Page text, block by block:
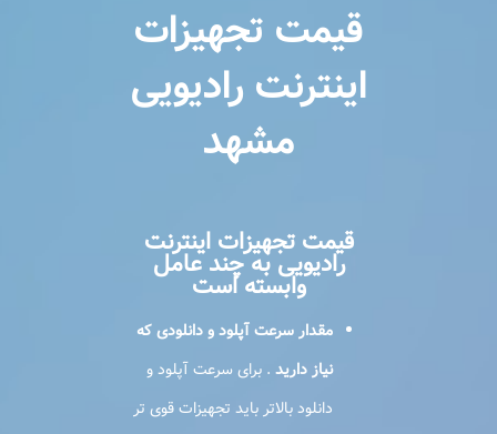
قیمت تجهیزات
اینترنت رادیویی
مشهد
قیمت تجهیزات اینترنت
رادیویی به چند عامل
وابسته است
مقدار سرعت آپلود و دانلودی که
نیاز دارید . برای سرعت آپلود و
دانلود بالاتر باید تجهیزات قوی تر